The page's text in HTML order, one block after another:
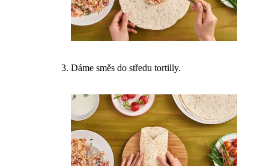
Dáme směs do středu tortilly.